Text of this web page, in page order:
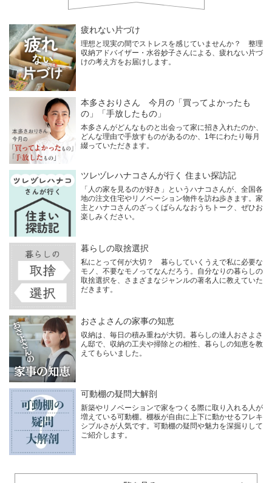
疲れない片づけ
理想と現実の間でストレスを感じていませんか？ 整理
収納アドバイザー・水谷妙子さんによる、疲れない片づ
けの考え方をお届けします。
本多さおりさん 今月の「買ってよかったも
の」「手放したもの」
本多さんがどんなものと出会って家に招き入れたのか、
どんな理由で手放すものがあるのか、1年にわたり毎月
綴っていただきます。
ツレヅレハナコさんが行く 住まい探訪記
「人の家を見るのが好き」というハナコさんが、全国各
地の注文住宅やリノベーション物件を訪ね歩きます。家
主とハナコさんのざっくばらんなおうちトーク、ぜひお
楽しみください。
暮らしの取捨選択
私にとって何が大切？ 暮らしていくうえで私に必要な
モノ、不要なモノってなんだろう。自分なりの暮らしの
取捨選択を、さまざまなジャンルの著名人に教えていた
だきます。
おさよさんの家事の知恵
収納は、毎日の積み重ねが大切。暮らしの達人おさよさ
ん邸で、収納の工夫や掃除との相性、暮らしの知恵を教
えてもらいました。
可動棚の疑問大解剖
新築やリノベーションで家をつくる際に取り入れる人が
増えている可動棚。棚板が自由に上下に動かせるフレキ
シブルさが人気です。可動棚の疑問や魅力を深掘りして
ご紹介します。